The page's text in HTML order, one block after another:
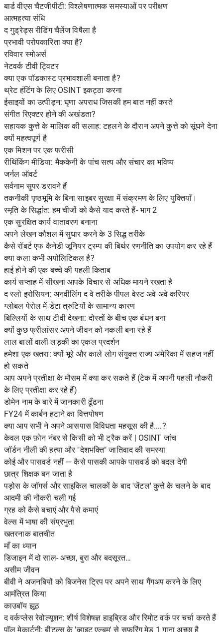
बार्ड वीएस चैटजीपीटी: विश्लेषणात्मक समस्याओं पर परीक्षण
आत्महत्या संधि
द गुड्रेड्स रीडिंग चैलेंज विषैला है
प्रभावी परोपकारिता क्या है?
रविवार स्मोअर्स
नेटवर्क टीवी ट्विटर
क्या एक पॉडकास्ट प्रभावशाली बनाता है?
थ्रेट हंटिंग के लिए OSINT इकट्ठा करना
ईसाइयों का उत्पीड़न: घृणा अपराध जिसकी हम बात नहीं करते
संगीत रिएक्टर होने की अखंडता?
सहायक कुत्ते के मालिक की सलाह: टहलने के दौरान अपने कुत्ते को सूंघने देना
क्यों महत्वपूर्ण है
एक मिशन पर एक फरीसी
रीथिंकिंग मीडिया: मैककेनी के पांच सत्य और संचार का भविष्य
जर्नल ऑवर्ट
सर्वनाम सुपर डरावने हैं
तकनीकी पृष्ठभूमि के बिना साइबर सुरक्षा में संक्रमण के लिए युक्तियाँ।
स्मृति के सिद्धांत: हम चीजों को कैसे याद करते हैं- भाग 2
एक सुरक्षित कार्य वातावरण बनाना
अपने लेखन कौशल में सुधार करने के 3 सिद्ध तरीके
कैसे रॉबर्ट एफ कैनेडी जूनियर ट्रम्प की बिर्थर रणनीति का उपयोग कर रहे हैं
क्या कला कभी अपोलिटिकल है?
हाई होने की एक बच्चे की पहली किताब
कार्य सप्ताह में सीखना आपके विचार से अधिक मायने रखता है
द स्लो इरोसियन: अनवीलिंग द वे तरीके पीपल वेस्ट अवे अवे करियर
ग्लोबल पेरोल में डेटा त्रुटियों के सामान्य कारण
बिल्लियों के साथ टीवी देखना: दोस्तों के बीच एक बंधन बना
क्यों कुछ फ्रीलांसर अपने जीवन को नकली बना रहे हैं
लाल बालों वाली लड़की का एकल प्रदर्शन
हमेशा एक खतरा: क्यों भूरे और काले लोग संयुक्त राज्य अमेरिका में सहज नहीं
हो सकते
आप अपने प्रतीक्षा के मौसम में क्या कर सकते हैं (टेक में अपनी पहली नौकरी
के लिए प्रतीक्षा कर रहे हैं)
डोमेन नाम के बारे में जानकारी ढूँढना
FY24 में कार्बन हटाने का वित्तपोषण
क्या आप सभी ने अपने आसपास विविधता महसूस की है....?
केवल एक फ़ोन नंबर से किसी को भी ट्रैक करें | OSINT जांच
जॉर्डन नीली की हत्या और "देशभक्ति" जातिवाद की समस्या
कोई और पासवर्ड नहीं — कैसे पासकी आपके पासवर्ड को बदल देगी
छात्र शिक्षक बन जाता है
पड़ोस के जॉगर्स और साइकिल चालकों के बाद 'जेंटल' कुत्ते के चलने के बाद
आदमी की नौकरी चली गई
ग्रह को कैसे बचाएं और पैसे कमाएं
वेल्स में भाषा की संप्रभुता
खतरनाक बातचीत
माँ का ध्यान
डिजाइन में दो साल- अच्छा, बुरा और बदसूरत…
असीम जीवन
बीवी ने अजनबियों को बिजनेस ट्रिप पर अपने साथ गैंगअप करने के लिए
आमंत्रित किया
काउबॉय झूठ
द वर्कप्लेस रेवोल्यूशन: शीर्ष विशेषज्ञ हाइब्रिड और रिमोट वर्क पर चर्चा करते हैं
पॉल मेकार्टनी: बीटल्स के 'व्हाइट एल्बम' से सफ़रिंग मेड 1 गाना अच्छा है